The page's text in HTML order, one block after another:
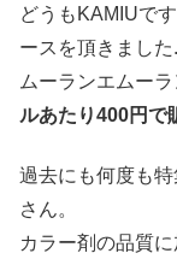
どうもKAMIUで
ースを頂きました
ムーランエムー
ルあたり400円で
過去にも何度も
さん。
カラー剤の品質